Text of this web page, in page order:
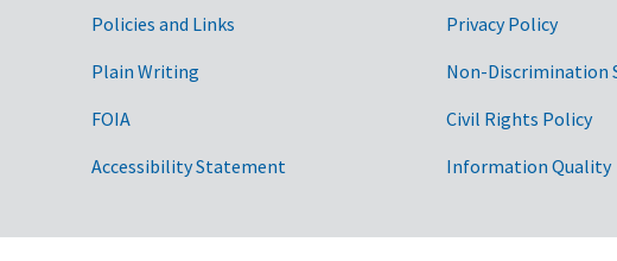
recursos naturales, conservación, medio ambiente
silvicultura, gestión de zonas silvestres
Government Links
Policies and Links
Plain Writing
FOIA
Accessibility Statement
Privacy Policy
Non-Discrimination
Civil Rights Policy
Information Quality